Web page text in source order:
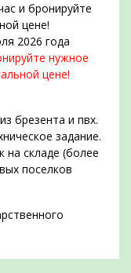
и бронируйте
цене!
2026 года
нужное
цене!
брезента и пвх.
задание.
на складе (более
поселков